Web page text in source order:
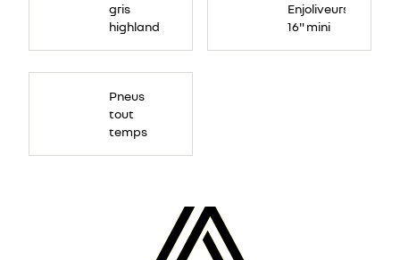
gris
highland
Enjoliveurs
16" mini
Pneus
tout
temps